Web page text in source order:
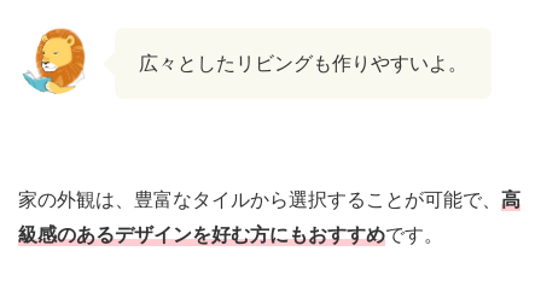
広々としたリビングも作りやすいよ。
家の外観は、豊富なタイルから選択することが可能で、 高
級感のあるデザインを好む方にもおすすめです。